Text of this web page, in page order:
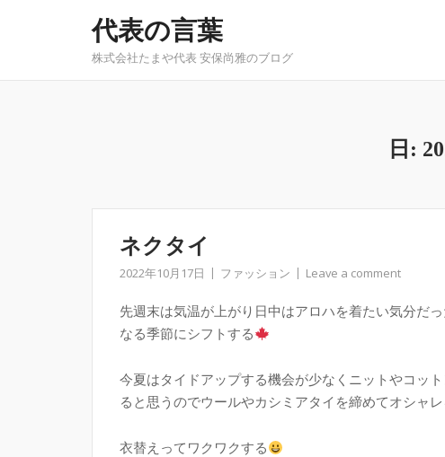
代表の言葉
株式会社たまや代表 安保尚雅のブログ
日:
ネクタイ
2022年10月17日 ファッション Leave a comment
先週末は気温が上がり日中はアロハを着たい気分だ
なる季節にシフトする
今夏はタイドアップする機会が少なくニットやコッ
ると思うのでウールやカシミアタイを締めてオシャ
衣替えってワクワクする